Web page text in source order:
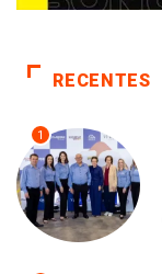
RECENTES
1